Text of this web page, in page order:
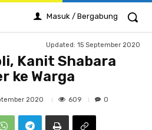
Masuk / Bergabung
Updated: 15 September 2020
Kanit Shabara
ke Warga
2020 609 0